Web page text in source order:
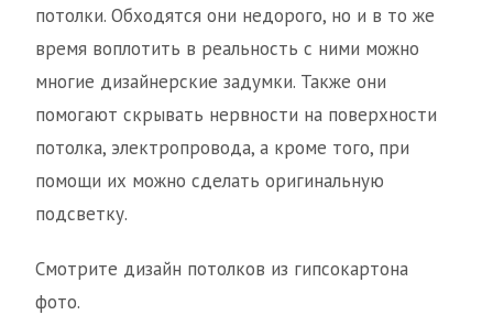
потолки. Обходятся они недорого, но и в то же
время воплотить в реальность с ними можно
многие дизайнерские задумки. Также они
помогают скрывать нервности на поверхности
потолка, электропровода, а кроме того, при
помощи их можно сделать оригинальную
подсветку.
Смотрите дизайн потолков из гипсокартона
фото.